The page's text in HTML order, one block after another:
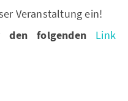
Veranstaltung ein!
den folgenden Link